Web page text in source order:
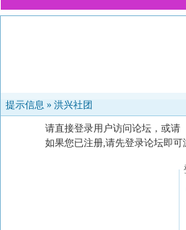
提示信息 » 洪兴社团
请直接登录用户访问论坛，或请
如果您已注册,请先登录论坛即可